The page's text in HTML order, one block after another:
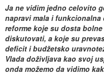
Ja ne vidim jedno celovito
napravi mala i funkcionalna
reforme koje su dosta
diskutovati, a koje su
deficit i budžetsko
Vlada doživljava kao svoj
onda možemo da vidimo